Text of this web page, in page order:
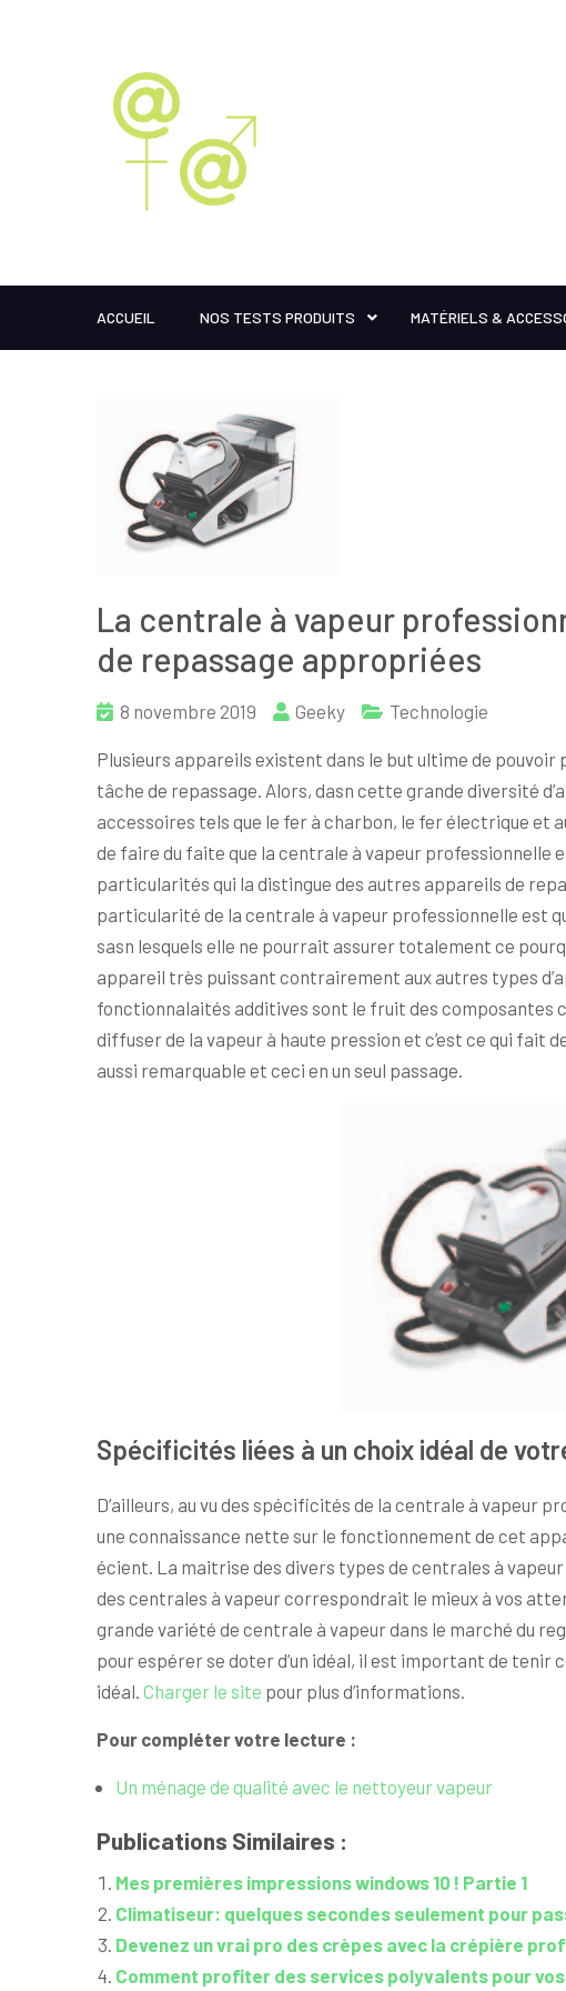
ACCUEIL NOS TESTS PRODUITS MATÉRIELS &
La centrale à vapeur
de repassage appropriées
8 novembre 2019 Geeky Technologie
Plusieurs appareils existent dans le but ultime de
tâche de repassage. Alors, dasn cette grande diversité
accessoires tels que le fer à charbon, le fer électrique et
de faire du faite que la centrale à vapeur professionnelle
particularités qui la distingue des autres appareils de
particularité de la centrale à vapeur professionnelle est
sasn lesquels elle ne pourrait assurer totalement ce
appareil très puissant contrairement aux autres types
fonctionnalaités additives sont le fruit des composantes
diffuser de la vapeur à haute pression et c’est ce qui fait
aussi remarquable et ceci en un seul passage.
Spécificités liées à un choix idéal de
D’ailleurs, au vu des spécificités de la centrale à vapeur
une connaissance nette sur le fonctionnement de cet
écient. La maitrise des divers types de centrales à
des centrales à vapeur correspondrait le mieux à vos
grande variété de centrale à vapeur dans le marché du
pour espérer se doter d’un idéal, il est important de
idéal. Charger le site pour plus d’informations.
Pour compléter votre lecture :
Un ménage de qualité avec le nettoyeur vapeur
Publications Similaires :
Mes premières impressions windows 10 ! Partie 1
Climatiseur: quelques secondes seulement pour
Devenez un vrai pro des crèpes avec la crépière
Comment profiter des services polyvalents pour